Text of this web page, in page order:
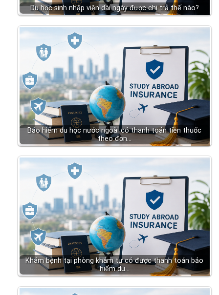
Du học sinh nhập viện dài ngày được chi trả thế nào?
Bảo hiểm du học nước ngoài có thanh toán tiền thuốc
theo đơn…
Khám bệnh tại phòng khám tư có được thanh toán bảo
hiểm du…